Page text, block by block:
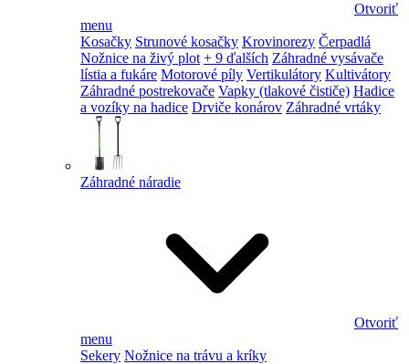
Otvoriť
menu
Kosačky Strunové kosačky Krovinorezy Čerpadlá
Nožnice na živý plot + 9 ďalších Záhradné vysávače
lístia a fukáre Motorové píly Vertikulátory Kultivátory
Záhradné postrekovače Vapky (tlakové čističe) Hadice
a vozíky na hadice Drviče konárov Záhradné vrtáky
Záhradné náradie
Otvoriť
menu
Sekery Nožnice na trávu a kríky